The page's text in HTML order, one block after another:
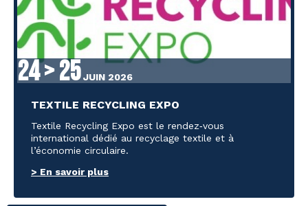
24 > 25JUIN 2026
TEXTILE RECYCLING EXPO
Textile Recycling Expo est le rendez‑vous
international dédié au recyclage textile et à
l’économie circulaire.
> En savoir plus